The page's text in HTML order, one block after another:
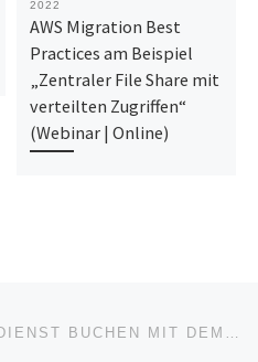
2022
AWS Migration Best
Practices am Beispiel
„Zentraler File Share mit
verteilten Zugriffen“
(Webinar | Online)